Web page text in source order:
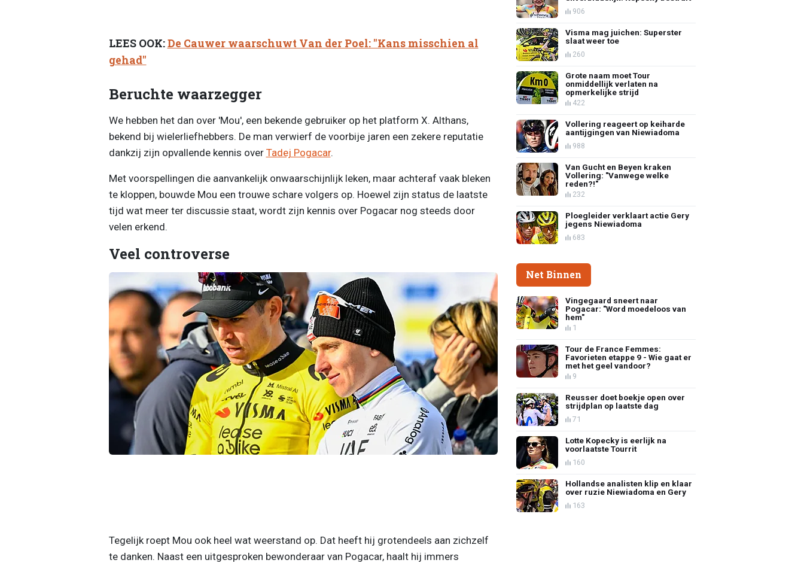
LEES OOK:De Cauwer waarschuwt Van der Poel: "Kans misschien al
gehad"
Beruchte waarzegger
We hebben het dan over 'Mou', een bekende gebruiker op het platform X. Althans,
bekend bij wielerliefhebbers. De man verwierf de voorbije jaren een zekere reputatie
dankzij zijn opvallende kennis over Tadej Pogacar.
Met voorspellingen die aanvankelijk onwaarschijnlijk leken, maar achteraf vaak bleken
te kloppen, bouwde Mou een trouwe schare volgers op. Hoewel zijn status de laatste
tijd wat meer ter discussie staat, wordt zijn kennis over Pogacar nog steeds door
velen erkend.
Veel controverse
Tegelijk roept Mou ook heel wat weerstand op. Dat heeft hij grotendeels aan zichzelf
te danken. Naast een uitgesproken bewonderaar van Pogacar, haalt hij immers
906
Visma mag juichen: Superster
slaat weer toe
260
Grote naam moet Tour
onmiddellijk verlaten na
opmerkelijke strijd
422
Vollering reageert op keiharde
aantijgingen van Niewiadoma
988
Van Gucht en Beyen kraken
Vollering: "Vanwege welke
reden?!"
232
Ploegleider verklaart actie Gery
jegens Niewiadoma
683
Net Binnen
Vingegaard sneert naar
Pogacar: "Word moedeloos van
hem"
1
Tour de France Femmes:
Favorieten etappe 9 - Wie gaat er
met het geel vandoor?
9
Reusser doet boekje open over
strijdplan op laatste dag
71
Lotte Kopecky is eerlijk na
voorlaatste Tourrit
160
Hollandse analisten klip en klaar
over ruzie Niewiadoma en Gery
163